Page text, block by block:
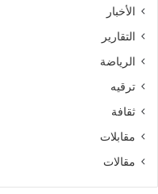
الأخبار
التقارير
الرياضة
ترقيه
ثقافة
مقابلات
مقالات